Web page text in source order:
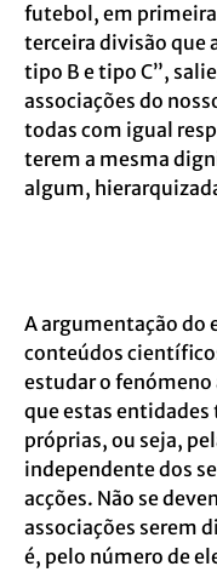
futebol, em
terceira divisão que
tipo B e tipo C”,
associações do
todas com igual
terem a mesma
algum,
A argumentação do
conteúdos
estudar o
que estas
próprias, ou seja,
independente dos
acções. Não se
associações serem
é, pelo número de